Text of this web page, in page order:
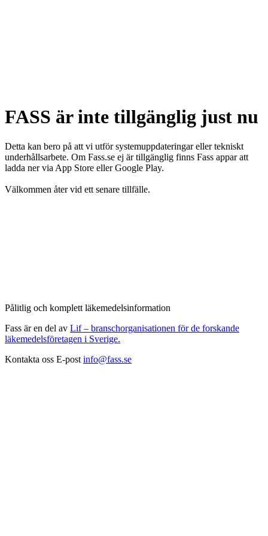
FASS är inte tillgänglig just nu
Detta kan bero på att vi utför systemuppdateringar eller tekniskt
underhållsarbete. Om Fass.se ej är tillgänglig finns Fass appar att
ladda ner via App Store eller Google Play.
Välkommen åter vid ett senare tillfälle.
Pålitlig och komplett läkemedelsinformation
Fass är en del av Lif – branschorganisationen för de forskande
läkemedelsföretagen i Sverige.
Kontakta oss E-post info@fass.se